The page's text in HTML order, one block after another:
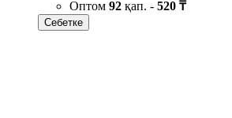
Оптом 92 қап. - 520 ₸
Себетке